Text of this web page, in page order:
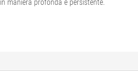
in maniera profonda e persistente.